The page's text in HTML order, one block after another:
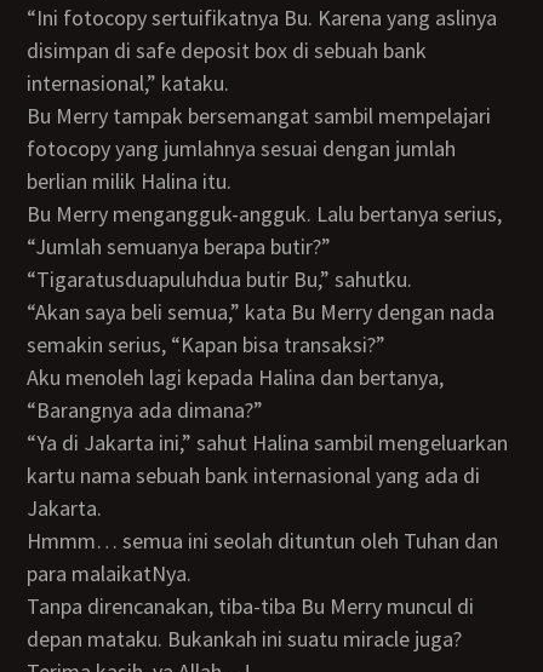
“Ini fotocopy sertuifikatnya Bu. Karena yang aslinya
disimpan di safe deposit box di sebuah bank
internasional,” kataku.
Bu Merry tampak bersemangat sambil mempelajari
fotocopy yang jumlahnya sesuai dengan jumlah
berlian milik Halina itu.
Bu Merry mengangguk-angguk. Lalu bertanya serius,
“Jumlah semuanya berapa butir?”
“Tigaratusduapuluhdua butir Bu,” sahutku.
“Akan saya beli semua,” kata Bu Merry dengan nada
semakin serius, “Kapan bisa transaksi?”
Aku menoleh lagi kepada Halina dan bertanya,
“Barangnya ada dimana?”
“Ya di Jakarta ini,” sahut Halina sambil mengeluarkan
kartu nama sebuah bank internasional yang ada di
Jakarta.
Hmmm… semua ini seolah dituntun oleh Tuhan dan
para malaikatNya.
Tanpa direncanakan, tiba-tiba Bu Merry muncul di
depan mataku. Bukankah ini suatu miracle juga?